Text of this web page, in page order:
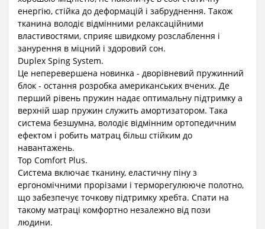
енергію, стійка до деформацій і забруднення. Також
тканина володіє відмінними релаксаційними
властивостями, сприяє швидкому розслаблення і
занурення в міцний і здоровий сон.
Duplex Sping System.
Це неперевершена новинка - дворівневий пружинний
блок - остання розробка американських вчених. Де
перший рівень пружин надає оптимальну підтримку а
верхній шар пружин служить амортизатором. Така
система безшумна, володіє відмінним ортопедичним
ефектом і робить матрац більш стійким до
навантажень.
Top Comfort Plus.
Система включає тканину, еластичну піну з
ергономічними прорізами і терморегулююче полотно,
що забезпечує точкову підтримку хребта. Спати на
такому матраці комфортно незалежно від пози
людини.